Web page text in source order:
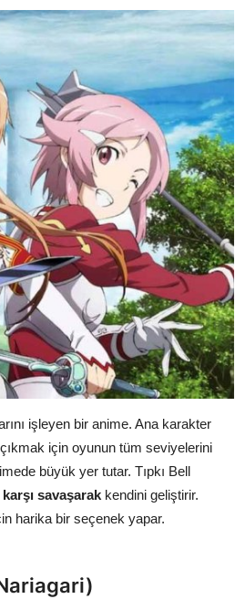
işleyen bir anime. Ana karakter
için oyunun tüm seviyelerini
büyük yer tutar. Tıpkı Bell
savaşarak kendini geliştirir.
harika bir seçenek yapar.